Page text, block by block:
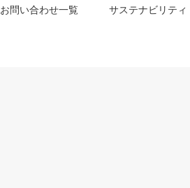
お問い合わせ一覧 サステナビリティ